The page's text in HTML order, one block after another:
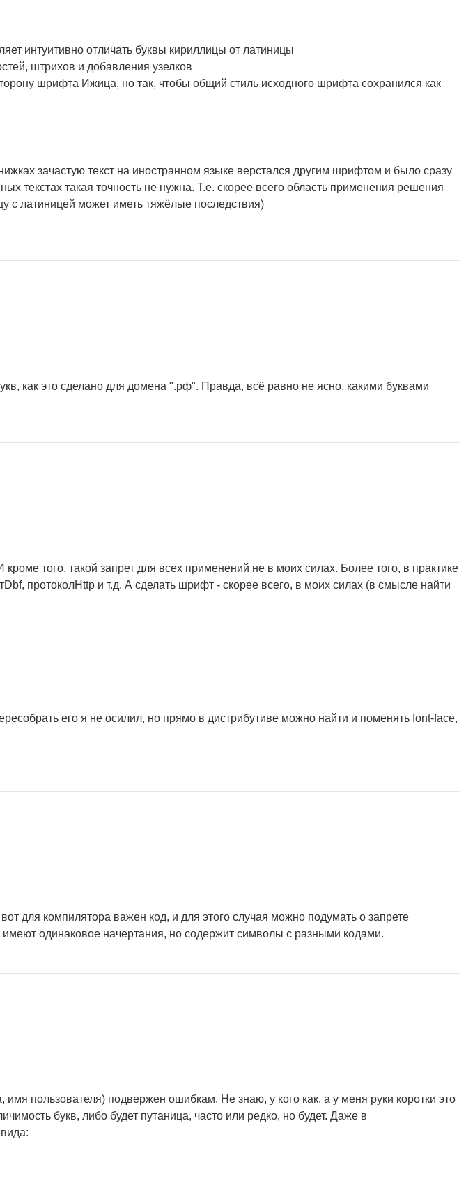
интуитивно отличать буквы кириллицы от латиницы
штрихов и добавления узелков
шрифта Ижица, но так, чтобы общий стиль исходного шрифта сохранился как
зачастую текст на иностранном языке верстался другим шрифтом и было сразу
текстах такая точность не нужна. Т.е. скорее всего область применения решения
с латиницей может иметь тяжёлые последствия)
как это сделано для домена ".рф". Правда, всё равно не ясно, какими буквами
того, такой запрет для всех применений не в моих силах. Более того, в практике
протоколHttp и т.д. А сделать шрифт - скорее всего, в моих силах (в смысле найти
его я не осилил, но прямо в дистрибутиве можно найти и поменять font-face,
для компилятора важен код, и для этого случая можно подумать о запрете
одинаковое начертания, но содержит символы с разными кодами.
пользователя) подвержен ошибкам. Не знаю, у кого как, а у меня руки коротки это
букв, либо будет путаница, часто или редко, но будет. Даже в